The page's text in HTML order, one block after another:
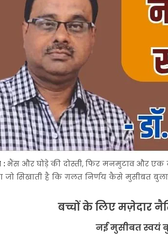
: भैंस और घोड़े की दोस्ती, फिर मनमुटाव और एक
जो सिखाती है कि ग़लत निर्णय कैसे मुसीबत
बच्चों के लिए मज़ेदार
नई मुसीबत स्वयं